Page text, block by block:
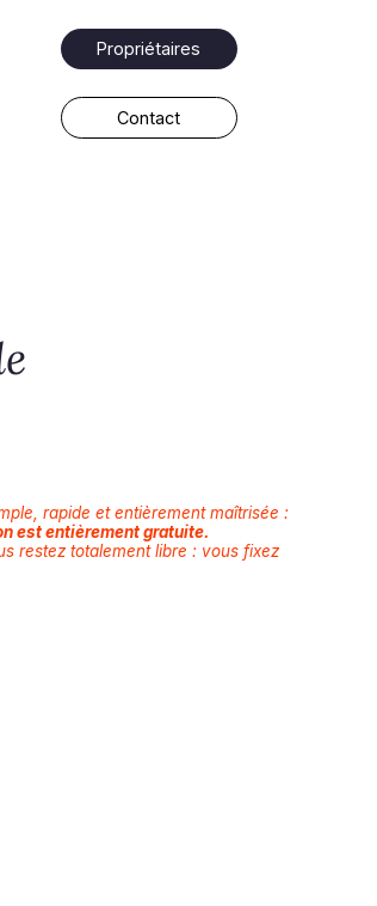
Propriétaires
Contact
rapide et entièrement maîtrisée :
est entièrement gratuite.
restez totalement libre : vous fixez